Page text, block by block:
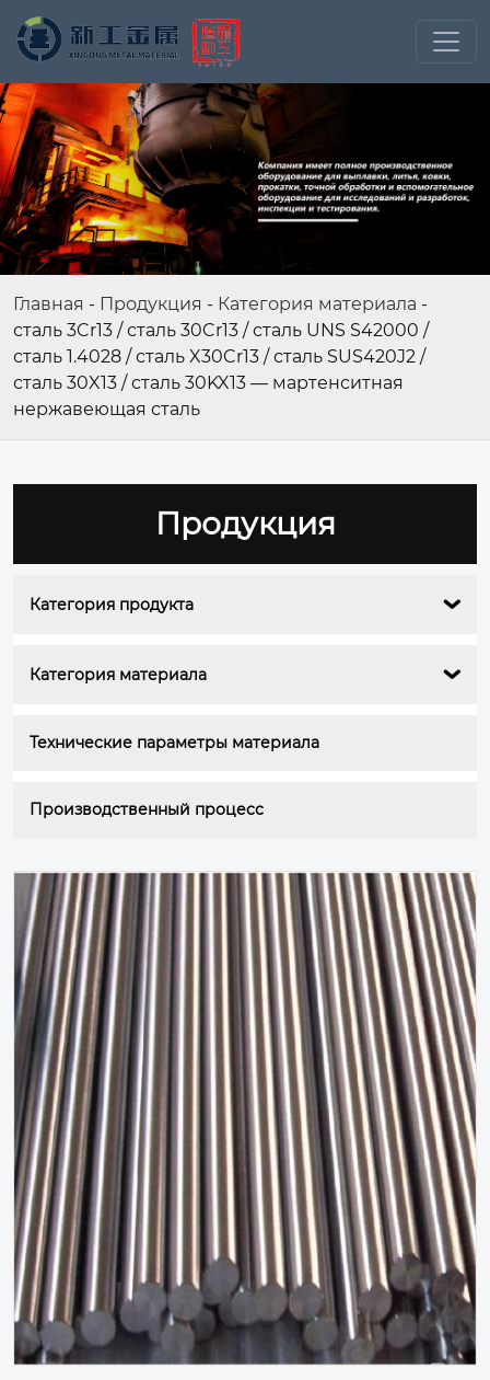
Главная - Продукция - Категория материала -
сталь 3Cr13 / сталь 30Cr13 / сталь UNS S42000 /
сталь 1.4028 / сталь X30Cr13 / сталь SUS420J2 /
сталь 30X13 / сталь 30KX13 — мартенситная
нержавеющая сталь
Продукция
Категория продукта 
Категория материала 
Технические параметры материала
Производственный процесс